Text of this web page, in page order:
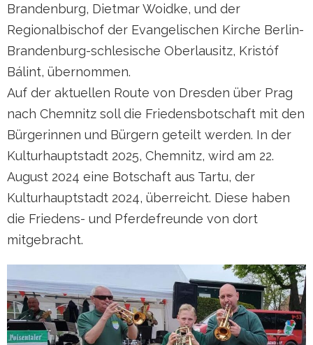
Brandenburg, Dietmar Woidke, und der
Regionalbischof der Evangelischen Kirche Berlin-
Brandenburg-schlesische Oberlausitz, Kristóf
Bálint, übernommen.
Auf der aktuellen Route von Dresden über Prag
nach Chemnitz soll die Friedensbotschaft mit den
Bürgerinnen und Bürgern geteilt werden. In der
Kulturhauptstadt 2025, Chemnitz, wird am 22.
August 2024 eine Botschaft aus Tartu, der
Kulturhauptstadt 2024, überreicht. Diese haben
die Friedens- und Pferdefreunde von dort
mitgebracht.
Oswald Bläsertrio von 3 Generationen: Stefan
(Großvater), Alexander (Vater), Oskar (Sohn)